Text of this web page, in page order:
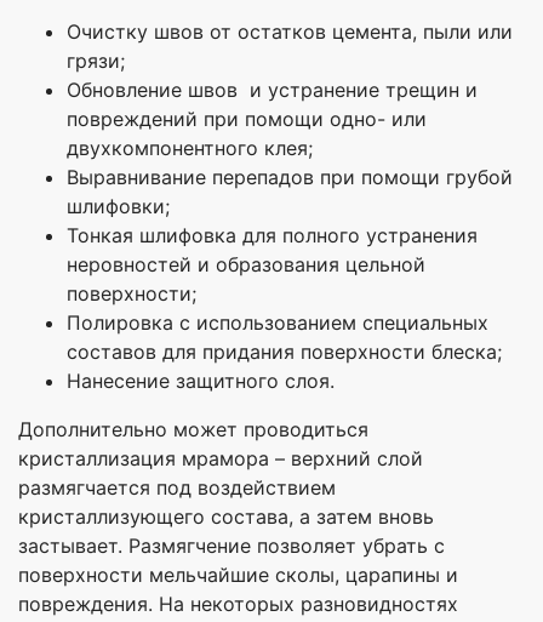
Очистку швов от остатков цемента, пыли или
грязи;
Обновление швов и устранение трещин и
повреждений при помощи одно- или
двухкомпонентного клея;
Выравнивание перепадов при помощи грубой
шлифовки;
Тонкая шлифовка для полного устранения
неровностей и образования цельной
поверхности;
Полировка с использованием специальных
составов для придания поверхности блеска;
Нанесение защитного слоя.
Дополнительно может проводиться
кристаллизация мрамора – верхний слой
размягчается под воздействием
кристаллизующего состава, а затем вновь
застывает. Размягчение позволяет убрать с
поверхности мельчайшие сколы, царапины и
повреждения. На некоторых разновидностях